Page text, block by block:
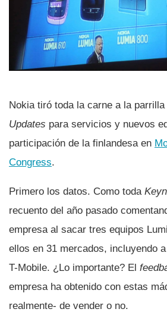
Nokia tiró toda la carne a la
Updates para servicios y nuevos
participación de la finlandesa en
Congress.
Primero los datos. Como toda
recuento del año pasado
empresa al sacar tres equipos
ellos en 31 mercados, incluyendo
T-Mobile. ¿Lo importante? El
empresa ha obtenido con estas
realmente- de vender o no.